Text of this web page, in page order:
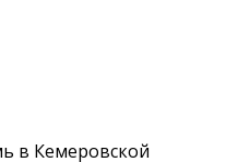
в Кемеровской